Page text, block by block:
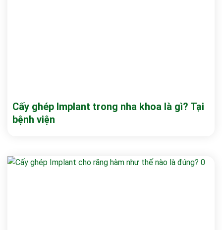
Cấy ghép Implant trong nha khoa là gì? Tại
bệnh viện